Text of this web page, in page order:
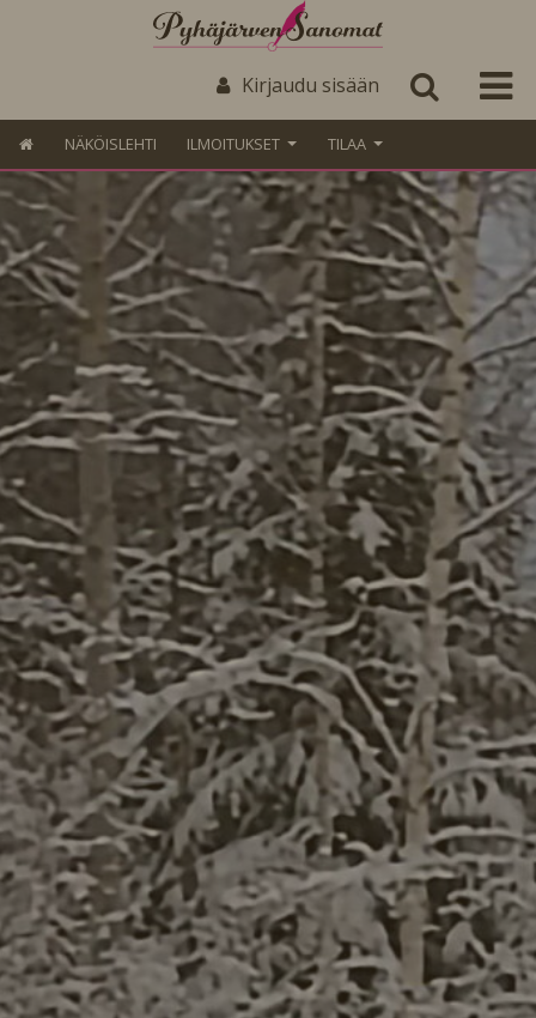
Kirjaudu sisään
NÄKÖISLEHTI ILMOITUKSET TILAA